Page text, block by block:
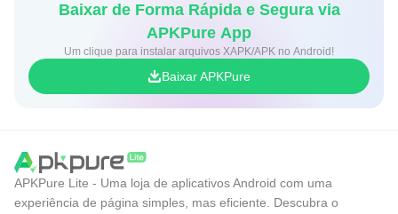
Baixar de Forma Rápida e Segura via
APKPure App
Um clique para instalar arquivos XAPK/APK no Android!
Baixar APKPure
APKPure Lite - Uma loja de aplicativos Android com uma
experiência de página simples, mas eficiente. Descubra o